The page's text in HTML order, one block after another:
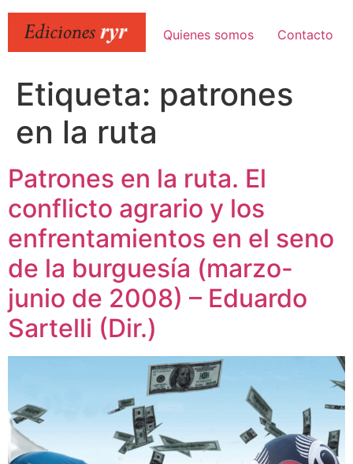
contenido
Quienes somos Contacto
Etiqueta: patrones
en la ruta
Patrones en la ruta. El
conflicto agrario y los
enfrentamientos en el seno
de la burguesía (marzo-
junio de 2008) – Eduardo
Sartelli (Dir.)